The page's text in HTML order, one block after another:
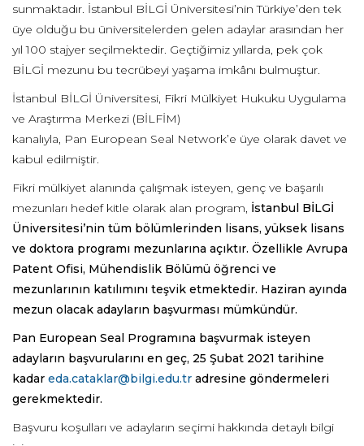
sunmaktadır. İstanbul BİLGİ Üniversitesi’nin Türkiye’den tek
üye olduğu bu üniversitelerden gelen adaylar arasından her
yıl 100 stajyer seçilmektedir. Geçtiğimiz yıllarda, pek çok
BİLGİ mezunu bu tecrübeyi yaşama imkânı bulmuştur.
İstanbul BİLGİ Üniversitesi, Fikri Mülkiyet Hukuku Uygulama
ve Araştırma Merkezi (BİLFİM)
kanalıyla, Pan European Seal Network’e üye olarak davet ve
kabul edilmiştir.
Fikri mülkiyet alanında çalışmak isteyen, genç ve başarılı
mezunları hedef kitle olarak alan program, İstanbul BİLGİ
Üniversitesi’nin tüm bölümlerinden lisans, yüksek lisans
ve doktora programı mezunlarına açıktır. Özellikle Avrupa
Patent Ofisi, Mühendislik Bölümü öğrenci ve
mezunlarının katılımını teşvik etmektedir. Haziran ayında
mezun olacak adayların başvurması mümkündür.
Pan European Seal Programına başvurmak isteyen
adayların başvurularını en geç, 25 Şubat 2021 tarihine
kadar eda.cataklar@bilgi.edu.tr adresine göndermeleri
gerekmektedir.
Başvuru koşulları ve adayların seçimi hakkında detaylı bilgi